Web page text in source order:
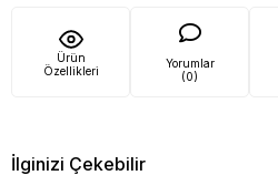
Ürün
Özellikleri
Yorumlar
(0)
İlginizi Çekebilir